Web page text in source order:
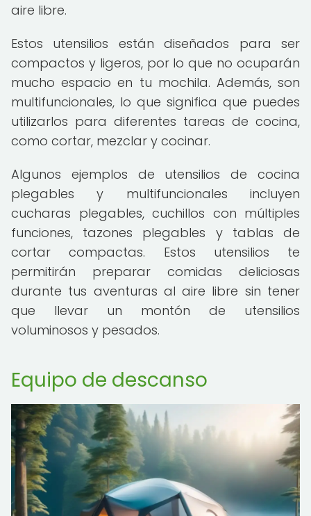
aire libre.
Estos utensilios están diseñados para ser
compactos y ligeros, por lo que no ocuparán
mucho espacio en tu mochila. Además, son
multifuncionales, lo que significa que puedes
utilizarlos para diferentes tareas de cocina,
como cortar, mezclar y cocinar.
Algunos ejemplos de utensilios de cocina
plegables y multifuncionales incluyen
cucharas plegables, cuchillos con múltiples
funciones, tazones plegables y tablas de
cortar compactas. Estos utensilios te
permitirán preparar comidas deliciosas
durante tus aventuras al aire libre sin tener
que llevar un montón de utensilios
voluminosos y pesados.
Equipo de descanso